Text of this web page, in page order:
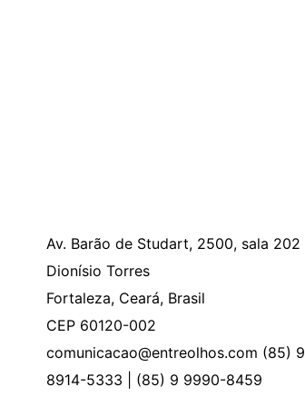
Av. Barão de Studart, 2500, sala 202
Dionísio Torres
Fortaleza, Ceará, Brasil
CEP 60120-002
comunicacao@entreolhos.com (85) 9
8914-5333 | (85) 9 9990-8459